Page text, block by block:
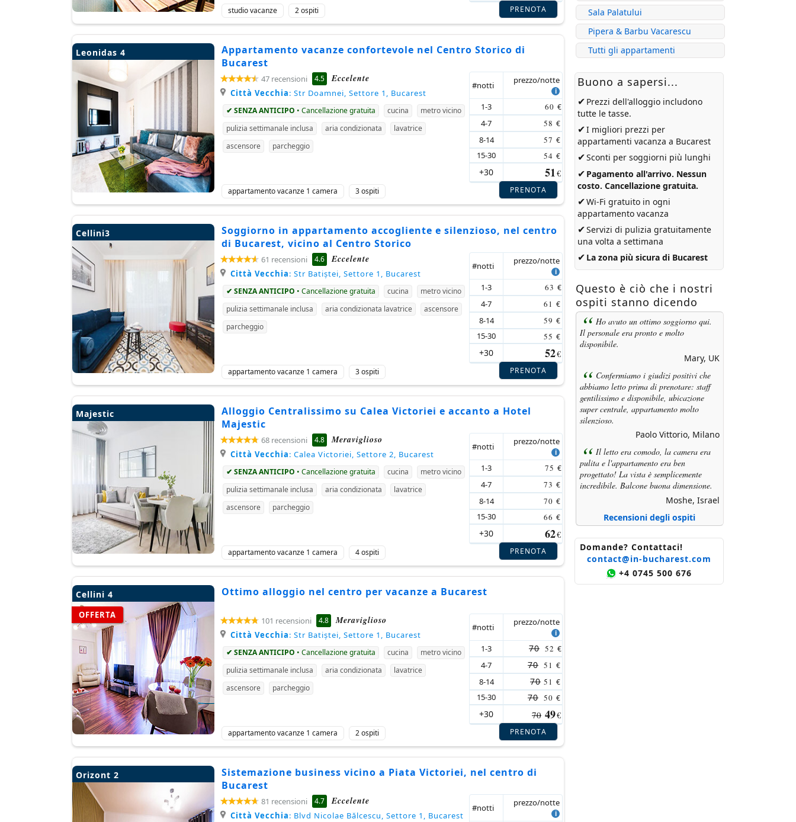
studio vacanze 2 ospiti PRENOTA
Leonidas 4
Appartamento vacanze confortevole nel Centro Storico di
Bucarest
47 recensioni 4.5 Eccelente
Città Vecchia: Str Doamnei, Settore 1, Bucarest
✔ SENZA ANTICIPO • Cancellazione gratuita cucina
metro vicino
pulizia settimanale inclusa
aria condizionata
lavatrice
ascensore
parcheggio
#notti prezzo/notte
1-3 60 €
4-7 58 €
8-14 57 €
15-30 54 €
+30 51€
appartamento vacanze 1 camera 3 ospiti PRENOTA
Cellini3
Soggiorno in appartamento accogliente e silenzioso, nel centro
di Bucarest, vicino al Centro Storico
61 recensioni 4.6 Eccelente
Città Vecchia: Str Batiștei, Settore 1, Bucarest
✔ SENZA ANTICIPO • Cancellazione gratuita cucina
metro vicino
pulizia settimanale inclusa
aria condizionata lavatrice
ascensore
parcheggio
#notti prezzo/notte
1-3 63 €
4-7 61 €
8-14 59 €
15-30 55 €
+30 52€
appartamento vacanze 1 camera 3 ospiti PRENOTA
Majestic
Alloggio Centralissimo su Calea Victoriei e accanto a Hotel
Majestic
68 recensioni 4.8 Meraviglioso
Città Vecchia: Calea Victoriei, Settore 2, Bucarest
✔ SENZA ANTICIPO • Cancellazione gratuita cucina
metro vicino
pulizia settimanale inclusa
aria condizionata
lavatrice
ascensore
parcheggio
#notti prezzo/notte
1-3 75 €
4-7 73 €
8-14 70 €
15-30 66 €
+30 62€
appartamento vacanze 1 camera 4 ospiti PRENOTA
Cellini 4
OFFERTA
Ottimo alloggio nel centro per vacanze a Bucarest
101 recensioni 4.8 Meraviglioso
Città Vecchia: Str Batiștei, Settore 1, Bucarest
✔ SENZA ANTICIPO • Cancellazione gratuita cucina
metro vicino
pulizia settimanale inclusa
aria condizionata
lavatrice
ascensore
parcheggio
#notti prezzo/notte
1-3 70 52 €
4-7 70 51 €
8-14 70 51 €
15-30 70 50 €
+30 70 49€
appartamento vacanze 1 camera 2 ospiti PRENOTA
Orizont 2
Sistemazione business vicino a Piata Victoriei, nel centro di
Bucarest
81 recensioni 4.7 Eccelente
Città Vecchia: Blvd Nicolae Bălcescu, Settore 1, Bucarest
#notti prezzo/notte
Sala Palatului
Pipera & Barbu Vacarescu
Tutti gli appartamenti
Buono a sapersi...
✔ Prezzi dell'alloggio includono
tutte le tasse.
✔I migliori prezzi per
appartamenti vacanza a Bucarest
✔Sconti per soggiorni più lunghi
✔ Pagamento all'arrivo. Nessun
costo. Cancellazione gratuita.
✔Wi-Fi gratuito in ogni
appartamento vacanza
✔Servizi di pulizia gratuitamente
una volta a settimana
✔ La zona più sicura di Bucarest
Questo è ciò che i nostri
ospiti stanno dicendo
Ho avuto un ottimo soggiorno qui.
Il personale era pronto e molto
disponibile.
Mary, UK
Confermiamo i giudizi positivi che
abbiamo letto prima di prenotare: staff
gentilissimo e disponibile, ubicazione
super centrale, appartamento molto
silenzioso.
Paolo Vittorio, Milano
Il letto era comodo, la camera era
pulita e l'appartamento era ben
progettato! La vista è semplicemente
incredibile. Balcone buona dimensione.
Moshe, Israel
Recensioni degli ospiti
Domande? Contattaci!
contact@in-bucharest.com
+4 0745 500 676